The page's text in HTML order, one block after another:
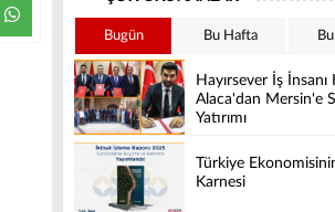
Bugün Bu Hafta
Hayırsever İş İnsanı
Alaca'dan Mersin'e
Yatırımı
Türkiye
Karnesi